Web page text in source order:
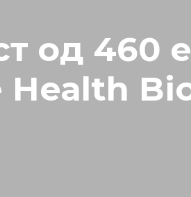
од 460
Health